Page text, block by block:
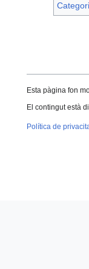
Esta pàgina fon
El contingut està
Política de